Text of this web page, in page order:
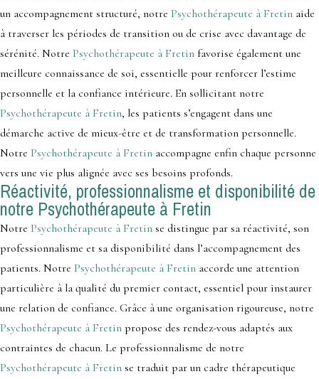
un accompagnement structuré, notre Psychothérapeute à Fretin aide
à traverser les périodes de transition ou de crise avec davantage de
sérénité. Notre Psychothérapeute à Fretin favorise également une
meilleure connaissance de soi, essentielle pour renforcer l’estime
personnelle et la confiance intérieure. En sollicitant notre
Psychothérapeute à Fretin, les patients s’engagent dans une
démarche active de mieux-être et de transformation personnelle.
Notre Psychothérapeute à Fretin accompagne enfin chaque personne
vers une vie plus alignée avec ses besoins profonds.
Réactivité, professionnalisme et disponibilité de
notre Psychothérapeute à Fretin
Notre Psychothérapeute à Fretin se distingue par sa réactivité, son
professionnalisme et sa disponibilité dans l’accompagnement des
patients. Notre Psychothérapeute à Fretin accorde une attention
particulière à la qualité du premier contact, essentiel pour instaurer
une relation de confiance. Grâce à une organisation rigoureuse, notre
Psychothérapeute à Fretin propose des rendez-vous adaptés aux
contraintes de chacun. Le professionnalisme de notre
Psychothérapeute à Fretin se traduit par un cadre thérapeutique